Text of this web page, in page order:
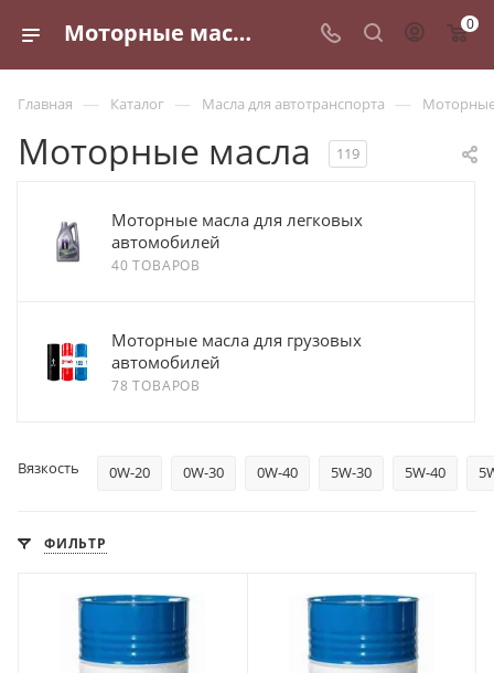
Моторные масла - купить по выгодной цене в Санкт-Петербурге с доставкой в регионы РФ 0
Главная — Каталог — Масла для автотранспорта —
Моторные масла 119
Моторные масла для легковых
автомобилей
40 ТОВАРОВ
Моторные масла для грузовых
автомобилей
78 ТОВАРОВ
Вязкость 0W-20 0W-30 0W-40 5W-30 5W-40
ФИЛЬТР